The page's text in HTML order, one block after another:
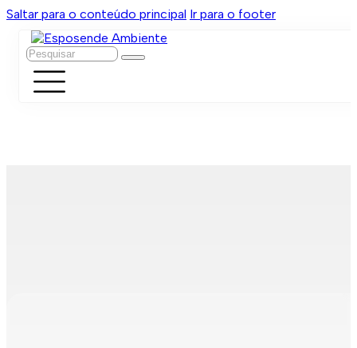
Saltar para o conteúdo principal Ir para o footer
Pesquisar